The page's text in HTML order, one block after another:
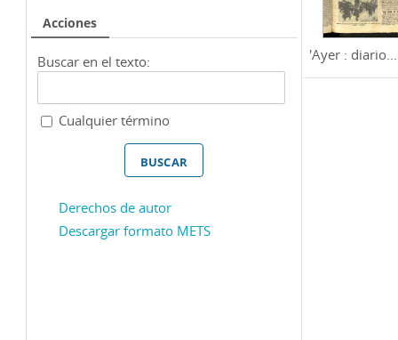
Acciones
Buscar en el texto:
Cualquier término
Derechos de autor
Descargar formato METS
'Ayer : diario...